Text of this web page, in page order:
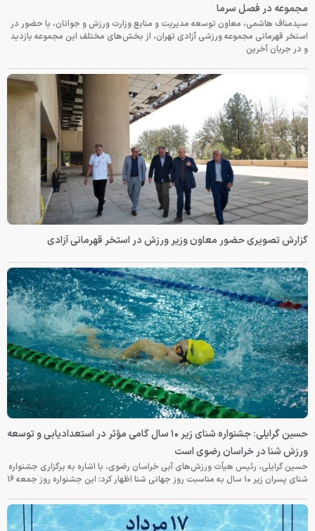
مجموعه در فصل سرما
سیدمناف هاشمی، معاون توسعه مدیریت و منابع وزارت ورزش و جوانان، با حضور در
استخر قهرمانی مجموعه ورزشی آزادی تهران، از بخش‌های مختلف این مجموعه بازدید
و در جریان آخرین
گزارش تصویری حضور معاون وزیر ورزش در استخر قهرمانی آزادی
حسین گرایلی: جشنواره شنای زیر ۱۰ سال گامی مؤثر در استعدادیابی و توسعه
ورزش شنا در خراسان رضوی است
حسین گرایلی، رئیس هیأت ورزش‌های آبی خراسان رضوی، با اشاره به برگزاری جشنواره
شنای پسران زیر ۱۰ سال به مناسبت روز جهانی شنا اظهار کرد: این جشنواره روز جمعه‌ ۱۶